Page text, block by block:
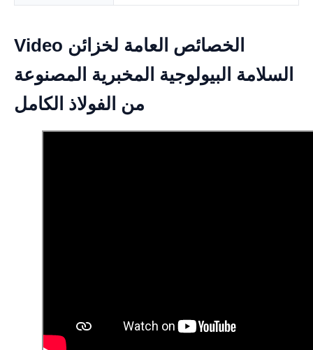
Video الخصائص العامة لخزائن
السلامة البيولوجية المخبرية المصنوعة
من الفولاذ الكامل